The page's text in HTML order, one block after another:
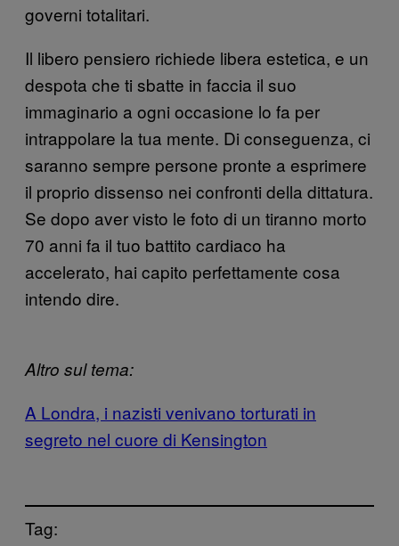
governi totalitari.
Il libero pensiero richiede libera estetica, e un
despota che ti sbatte in faccia il suo
immaginario a ogni occasione lo fa per
intrappolare la tua mente. Di conseguenza, ci
saranno sempre persone pronte a esprimere
il proprio dissenso nei confronti della dittatura.
Se dopo aver visto le foto di un tiranno morto
70 anni fa il tuo battito cardiaco ha
accelerato, hai capito perfettamente cosa
intendo dire.
Altro sul tema:
A Londra, i nazisti venivano torturati in
segreto nel cuore di Kensington
Tag: